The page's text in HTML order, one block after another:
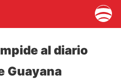
al diario
Guayana